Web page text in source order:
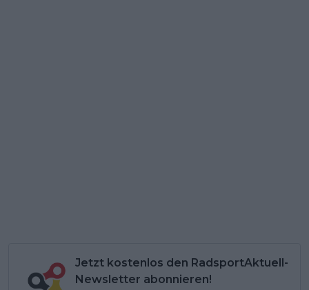
Jetzt kostenlos den RadsportAktuell-
Newsletter abonnieren!